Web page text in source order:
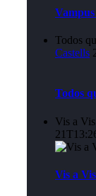
Todos
Castells
Todos
Vis a
Vis a